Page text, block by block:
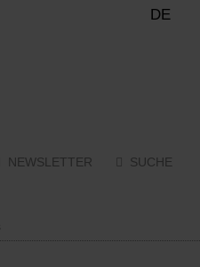
NEWSLETTER SUCHE
DE